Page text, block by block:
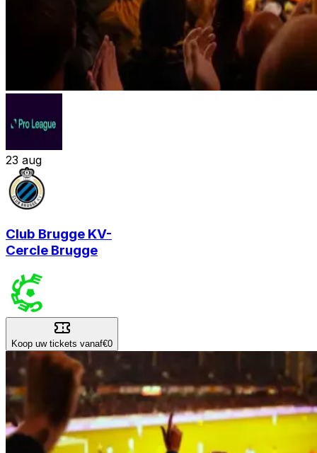
23 aug
Club Brugge KV-
Cercle Brugge
Koop uw tickets vanaf€0